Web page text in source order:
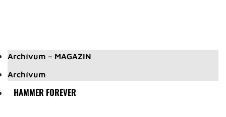
Archívum – MAGAZIN
Archívum
HAMMER FOREVER